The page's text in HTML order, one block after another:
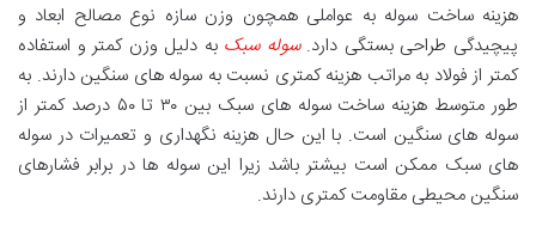
هزینه ساخت سوله به عواملی همچون وزن سازه نوع مصالح ابعاد و
پیچیدگی طراحی بستگی دارد.سوله سبک به دلیل وزن کمتر و استفاده
کمتر از فولاد به مراتب هزینه کمتری نسبت به سوله های سنگین دارند. به
طور متوسط هزینه ساخت سوله های سبک بین ۳۰ تا ۵۰ درصد کمتر از
سوله های سنگین است. با این حال هزینه نگهداری و تعمیرات در سوله
های سبک ممکن است بیشتر باشد زیرا این سوله ها در برابر فشارهای
سنگین محیطی مقاومت کمتری دارند.